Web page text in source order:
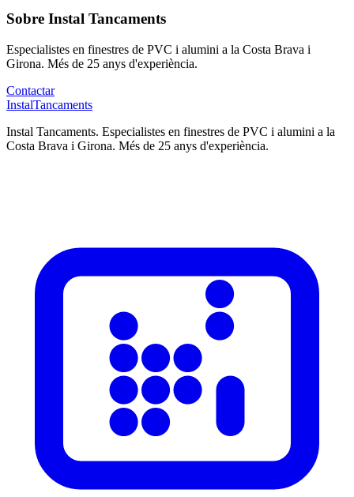
Sobre Instal Tancaments
Especialistes en finestres de PVC i alumini a la Costa Brava i
Girona. Més de 25 anys d'experiència.
Contactar
InstalTancaments
Instal Tancaments. Especialistes en finestres de PVC i alumini a la
Costa Brava i Girona. Més de 25 anys d'experiència.